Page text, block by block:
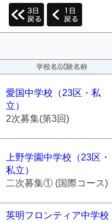
学校名/試験名称
愛国中学校（23区・私
立）
2次募集(第3回)
上野学園中学校（23区・
私立）
二次募集① (国際コース)
英明フロンティア中学校